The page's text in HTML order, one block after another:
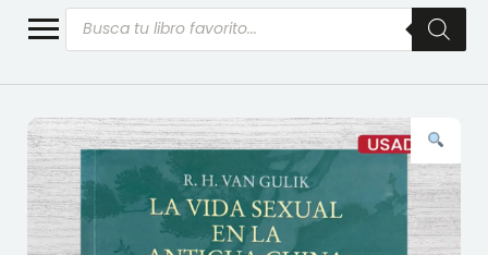
Búsqueda
de
productos